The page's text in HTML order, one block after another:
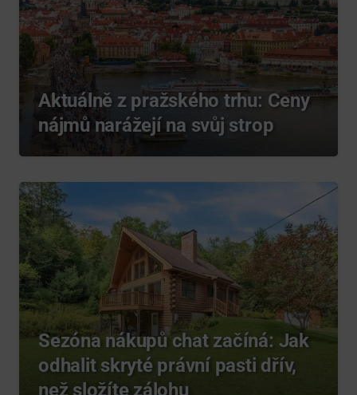
Aktuálně z pražského trhu: Ceny
nájmů narážejí na svůj strop
Sezóna nákupů chat začíná: Jak
odhalit skryté právní pasti dřív,